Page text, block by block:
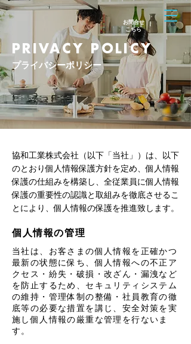
お問合せ
​こちら
PRIVACY POLICY
プライバシーポリシー
協和工業株式会社（以下「当社」）は、以下
のとおり個人情報保護方針を定め、個人情報
保護の仕組みを構築し、全従業員に個人情報
保護の重要性の認識と取組みを徹底させるこ
とにより、個人情報の保護を推進致します。
個人情報の管理
当社は、お客さまの個人情報を正確かつ
最新の状態に保ち、個人情報への不正ア
クセス・紛失・破損・改ざん・漏洩など
を防止するため、セキュリティシステム
の維持・管理体制の整備・社員教育の徹
底等の必要な措置を講じ、安全対策を実
施し個人情報の厳重な管理を行ないま
す。